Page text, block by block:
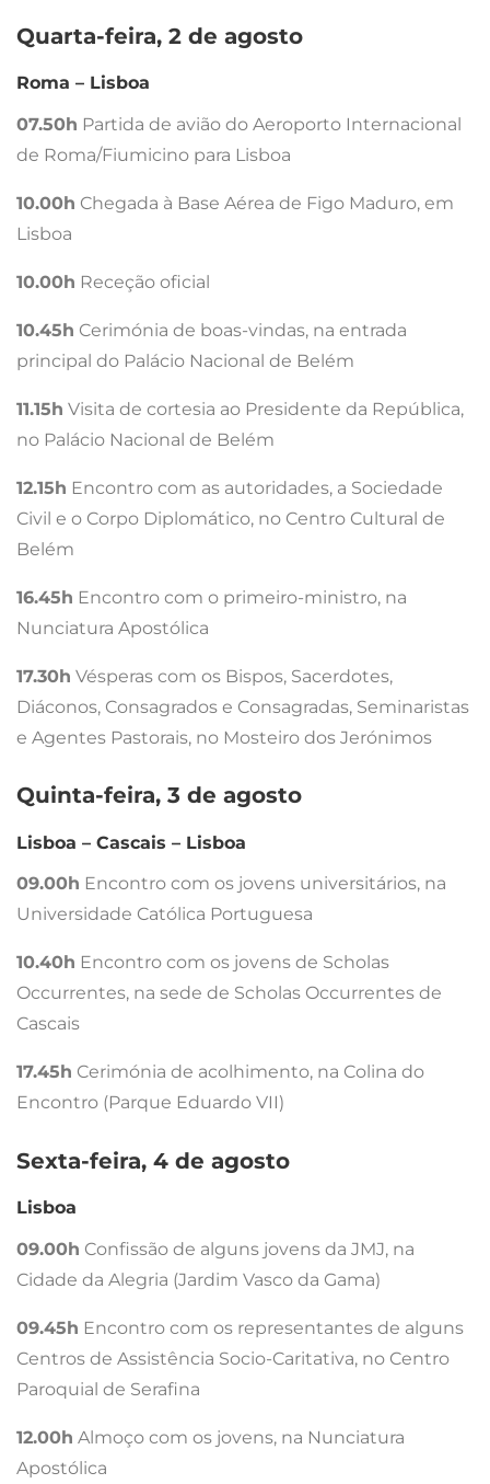
Quarta-feira, 2 de agosto
Roma – Lisboa
07.50h Partida de avião do Aeroporto Internacional
de Roma/Fiumicino para Lisboa
10.00h Chegada à Base Aérea de Figo Maduro, em
Lisboa
10.00h Receção oficial
10.45h Cerimónia de boas-vindas, na entrada
principal do Palácio Nacional de Belém
11.15h Visita de cortesia ao Presidente da República,
no Palácio Nacional de Belém
12.15h Encontro com as autoridades, a Sociedade
Civil e o Corpo Diplomático, no Centro Cultural de
Belém
16.45h Encontro com o primeiro-ministro, na
Nunciatura Apostólica
17.30h Vésperas com os Bispos, Sacerdotes,
Diáconos, Consagrados e Consagradas, Seminaristas
e Agentes Pastorais, no Mosteiro dos Jerónimos
Quinta-feira, 3 de agosto
Lisboa – Cascais – Lisboa
09.00h Encontro com os jovens universitários, na
Universidade Católica Portuguesa
10.40h Encontro com os jovens de Scholas
Occurrentes, na sede de Scholas Occurrentes de
Cascais
17.45h Cerimónia de acolhimento, na Colina do
Encontro (Parque Eduardo VII)
Sexta-feira, 4 de agosto
Lisboa
09.00h Confissão de alguns jovens da JMJ, na
Cidade da Alegria (Jardim Vasco da Gama)
09.45h Encontro com os representantes de alguns
Centros de Assistência Socio-Caritativa, no Centro
Paroquial de Serafina
12.00h Almoço com os jovens, na Nunciatura
Apostólica